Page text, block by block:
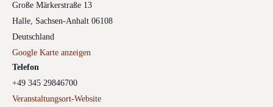
Große Märkerstraße 13
Halle, Sachsen-Anhalt 06108
Deutschland
Google Karte anzeigen
Telefon
+49 345 29846700
Veranstaltungsort-Website